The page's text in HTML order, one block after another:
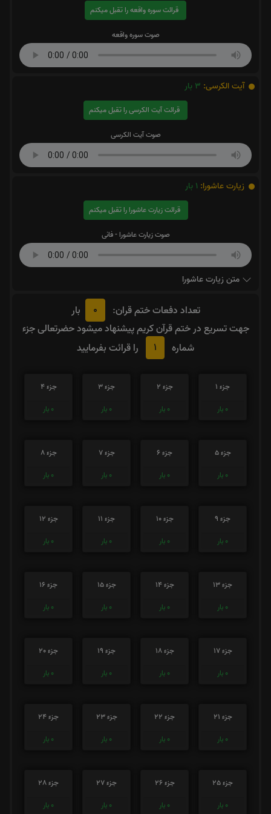
قرائت سوره واقعه را تقبل میکنم
صوت سوره واقعه
آیت الکرسی: 3 بار
قرائت آیت الکرسی را تقبل میکنم
صوت آیت الکرسی
زیارت عاشورا: 1 بار
قرائت زیارت عاشورا را تقبل میکنم
صوت زیارت عاشورا - فانی
متن زیارت عاشورا
تعداد دفعات ختم قران: 0
بار
جهت تسریع در ختم قرآن کریم پیشنهاد میشود حضرتعالی جزء
شماره
1 را قرائت بفرمایید
جزء 1
0 بار
جزء 2
0 بار
جزء 3
0 بار
جزء 4
0 بار
جزء 5
0 بار
جزء 6
0 بار
جزء 7
0 بار
جزء 8
0 بار
جزء 9
0 بار
جزء 10
0 بار
جزء 11
0 بار
جزء 12
0 بار
جزء 13
0 بار
جزء 14
0 بار
جزء 15
0 بار
جزء 16
0 بار
جزء 17
0 بار
جزء 18
0 بار
جزء 19
0 بار
جزء 20
0 بار
جزء 21
0 بار
جزء 22
0 بار
جزء 23
0 بار
جزء 24
0 بار
جزء 25
0 بار
جزء 26
0 بار
جزء 27
0 بار
جزء 28
0 بار